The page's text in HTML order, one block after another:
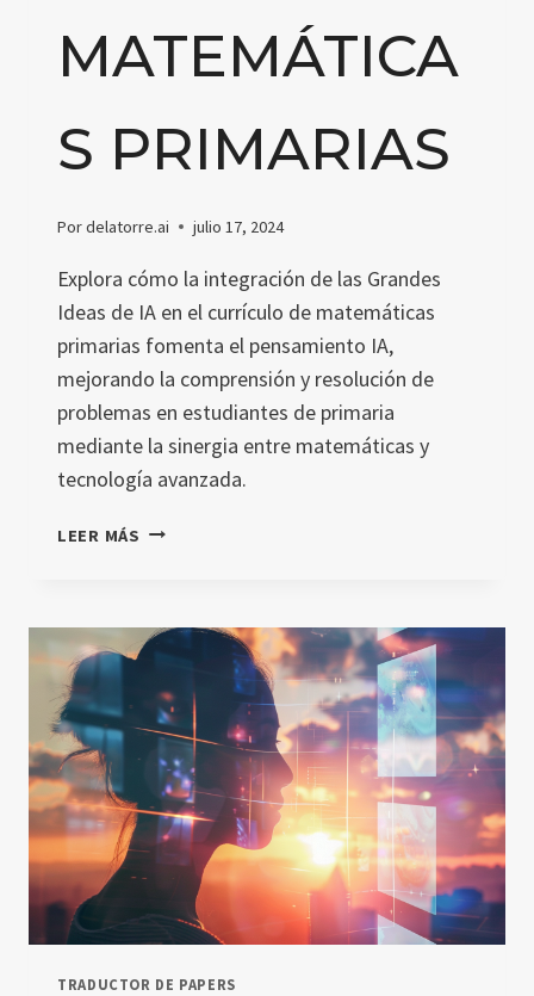
MATEMÁTICA
S PRIMARIAS
Pordelatorre.ai julio 17, 2024
Explora cómo la integración de las Grandes
Ideas de IA en el currículo de matemáticas
primarias fomenta el pensamiento IA,
mejorando la comprensión y resolución de
problemas en estudiantes de primaria
mediante la sinergia entre matemáticas y
tecnología avanzada.
LEER MÁS PENSAMIENTO
MATEMÁTICA:
ESTUDIO
DE
INTEGRACIÓN
EN
CLASES
DE
MATEMÁTICAS
PRIMARIAS
TRADUCTOR DE PAPERS